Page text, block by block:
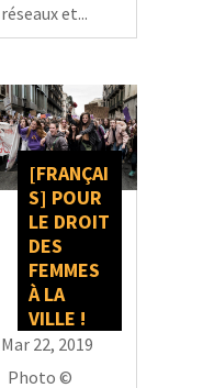
réseaux et...
[FRANÇAI
S] POUR
LE DROIT
DES
FEMMES
À LA
VILLE !
Mar 22, 2019
Photo ©